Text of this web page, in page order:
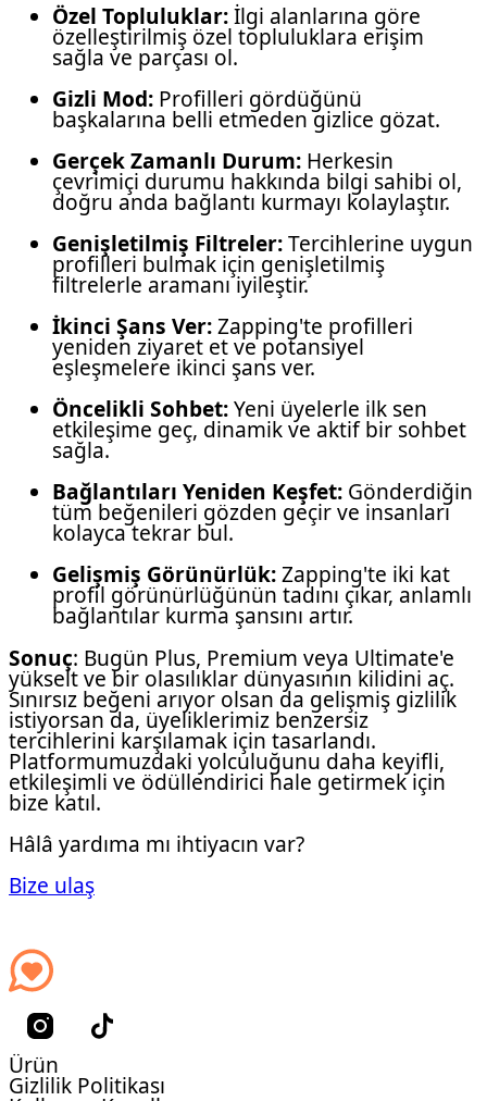
Özel Topluluklar:İlgi alanlarına göre
özelleştirilmiş özel topluluklara erişim
sağla ve parçası ol.
Gizli Mod: Profilleri gördüğünü
başkalarına belli etmeden gizlice gözat.
Gerçek Zamanlı Durum: Herkesin
çevrimiçi durumu hakkında bilgi sahibi ol,
doğru anda bağlantı kurmayı kolaylaştır.
Genişletilmiş Filtreler:Tercihlerine uygun
profilleri bulmak için genişletilmiş
filtrelerle aramanı iyileştir.
İkinci Şans Ver:Zapping'te profilleri
yeniden ziyaret et ve potansiyel
eşleşmelere ikinci şans ver.
Öncelikli Sohbet:Yeni üyelerle ilk sen
etkileşime geç, dinamik ve aktif bir sohbet
sağla.
Bağlantıları Yeniden Keşfet: Gönderdiğin
tüm beğenileri gözden geçir ve insanları
kolayca tekrar bul.
Gelişmiş Görünürlük:Zapping'te iki kat
profil görünürlüğünün tadını çıkar, anlamlı
bağlantılar kurma şansını artır.
Sonuç: Bugün Plus, Premium veya Ultimate'e
yükselt ve bir olasılıklar dünyasının kilidini aç.
Sınırsız beğeni arıyor olsan da gelişmiş gizlilik
istiyorsan da, üyeliklerimiz benzersiz
tercihlerini karşılamak için tasarlandı.
Platformumuzdaki yolculuğunu daha keyifli,
etkileşimli ve ödüllendirici hale getirmek için
bize katıl.
Hâlâ yardıma mı ihtiyacın var?
Bize ulaş
Ürün
Gizlilik Politikası